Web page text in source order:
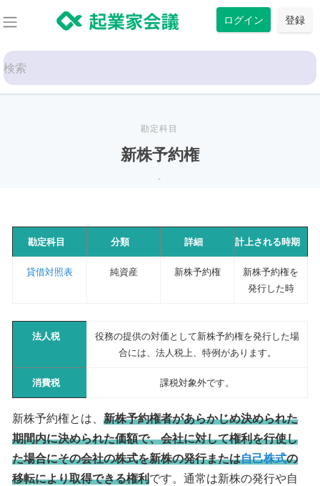
ン
テ
ン
Search
for:
ログイン 登録
勘定科目
新株予約権
-
勘定科目 分類 詳細 計上される時期
貸借対照表 純資産 新株予約権
新株予約権を
発行した時
法人税
役務の提供の対価として新株予約権を発行した場
合には、法人税上、特例があります。
消費税 課税対象外です。
新株予約権とは、 新株予約権者があらかじめ決められた
期間内に決められた価額で、会社に対して権利を行使し
た場合にその会社の株式を新株の発行または自己株式の
移転により取得できる権利です。通常は新株の発行や自